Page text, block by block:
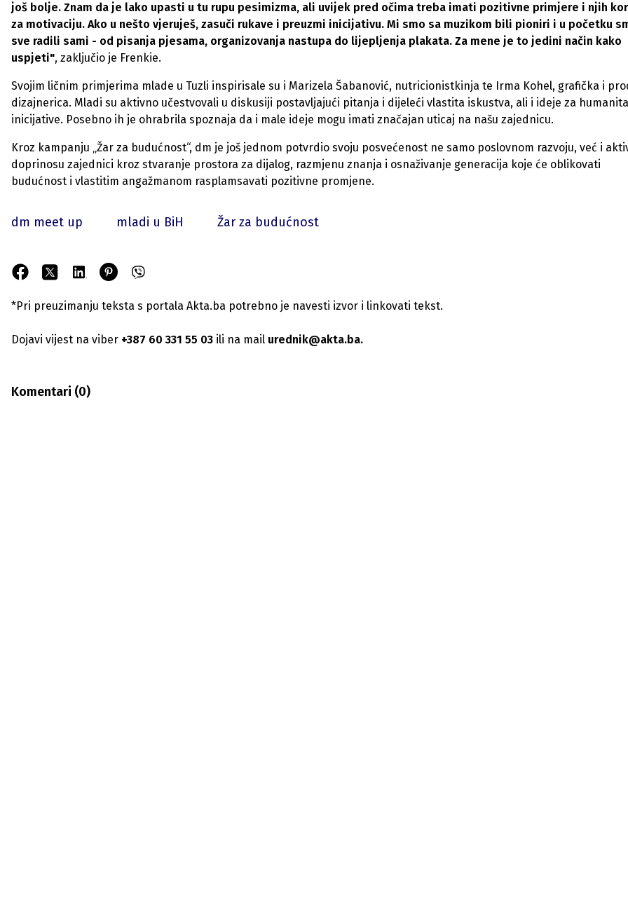
još bolje. Znam da je lako upasti u tu rupu pesimizma, ali uvijek pred očima treba imati pozitivne primjere i njih
za motivaciju. Ako u nešto vjeruješ, zasuči rukave i preuzmi inicijativu. Mi smo sa muzikom bili pioniri i u početku
sve radili sami - od pisanja pjesama, organizovanja nastupa do lijepljenja plakata. Za mene je to jedini način kako
uspjeti", zaključio je Frenkie.
Svojim ličnim primjerima mlade u Tuzli inspirisale su i Marizela Šabanović, nutricionistkinja te Irma Kohel, grafička i
dizajnerica. Mladi su aktivno učestvovali u diskusiji postavljajući pitanja i dijeleći vlastita iskustva, ali i ideje za
inicijative. Posebno ih je ohrabrila spoznaja da i male ideje mogu imati značajan uticaj na našu zajednicu.
Kroz kampanju „Žar za budućnost“, dm je još jednom potvrdio svoju posvećenost ne samo poslovnom razvoju, već i
doprinosu zajednici kroz stvaranje prostora za dijalog, razmjenu znanja i osnaživanje generacija koje će oblikovati
budućnost i vlastitim angažmanom rasplamsavati pozitivne promjene.
dm meet up mladi u BiH Žar za budućnost
*Pri preuzimanju teksta s portala Akta.ba potrebno je navesti izvor i linkovati tekst.
Dojavi vijest na viber +387 60 331 55 03 ili na mail urednik@akta.ba.
Komentari (0)